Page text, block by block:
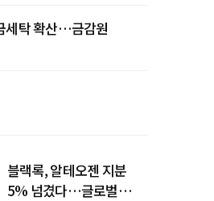
세탁 확산…금감원
블랙록, 알테오젠 지분
5% 넘겼다…글로벌